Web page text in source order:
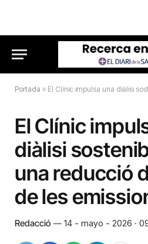
Portada » El Clínic impulsa una diàlisi sostenible amb
El Clínic
diàlisi
una reducció
de les
Redacció 14 - mayo - 2026 ·